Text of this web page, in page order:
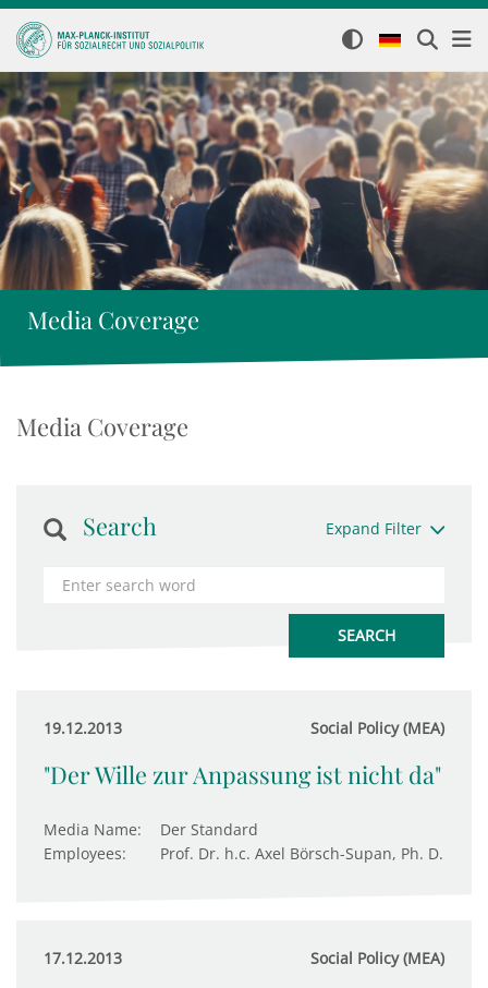
Media Coverage
Media Coverage
Search Expand Filter
19.12.2013 Social Policy (MEA)
"Der Wille zur Anpassung ist nicht da"
Media Name:
Der Standard
Employees:
Prof. Dr. h.c. Axel Börsch-Supan, Ph. D.
17.12.2013 Social Policy (MEA)